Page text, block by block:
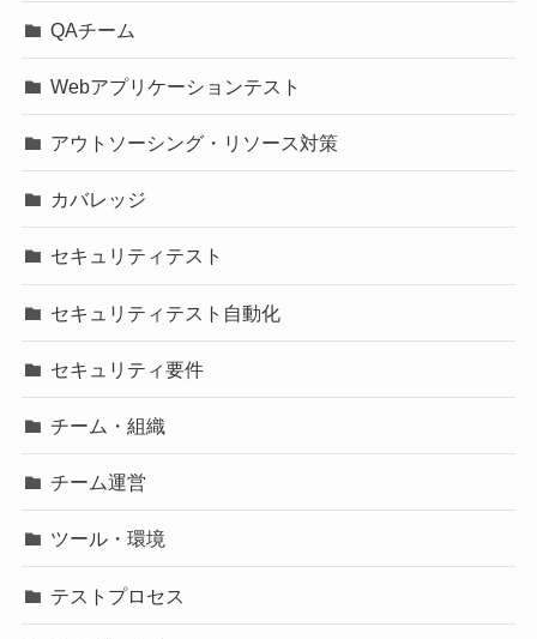
QAチーム
Webアプリケーションテスト
アウトソーシング・リソース対策
カバレッジ
セキュリティテスト
セキュリティテスト自動化
セキュリティ要件
チーム・組織
チーム運営
ツール・環境
テストプロセス